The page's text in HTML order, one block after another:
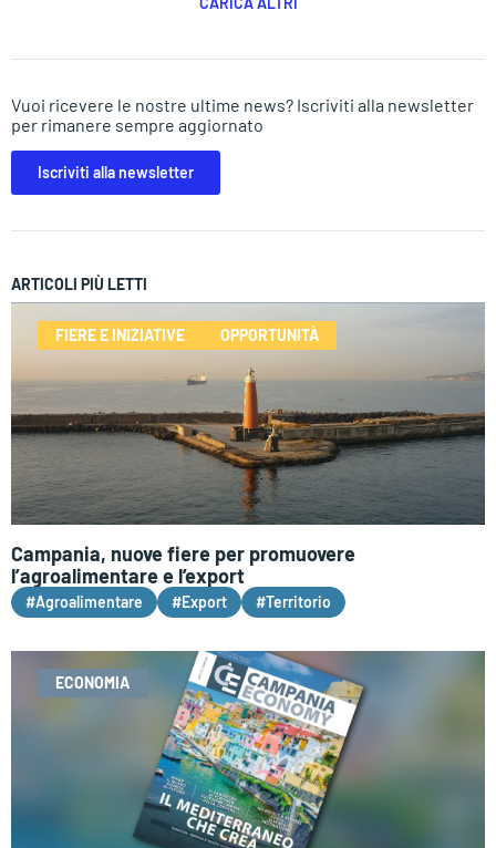
Vuoi ricevere le nostre ultime news? Iscriviti alla newsletter
per rimanere sempre aggiornato
Iscriviti alla newsletter
ARTICOLI PIÙ LETTI
FIERE E INIZIATIVE OPPORTUNITÀ
Campania, nuove fiere per promuovere
l’agroalimentare e l’export
#Agroalimentare #Export #Territorio
ECONOMIA